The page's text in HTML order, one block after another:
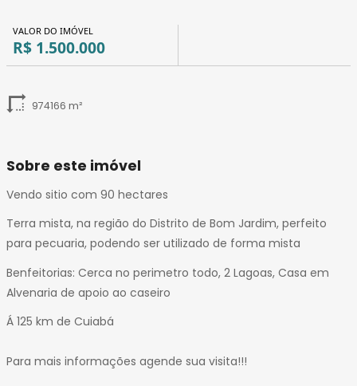
11VALOR DO IMÓVEL
R$ 1.500.000
974166 m²
Sobre este imóvel
Vendo sitio com 90 hectares
Terra mista, na região do Distrito de Bom Jardim, perfeito
para pecuaria, podendo ser utilizado de forma mista
Benfeitorias: Cerca no perimetro todo, 2 Lagoas, Casa em
Alvenaria de apoio ao caseiro
Á 125 km de Cuiabá
Para mais informações agende sua visita!!!